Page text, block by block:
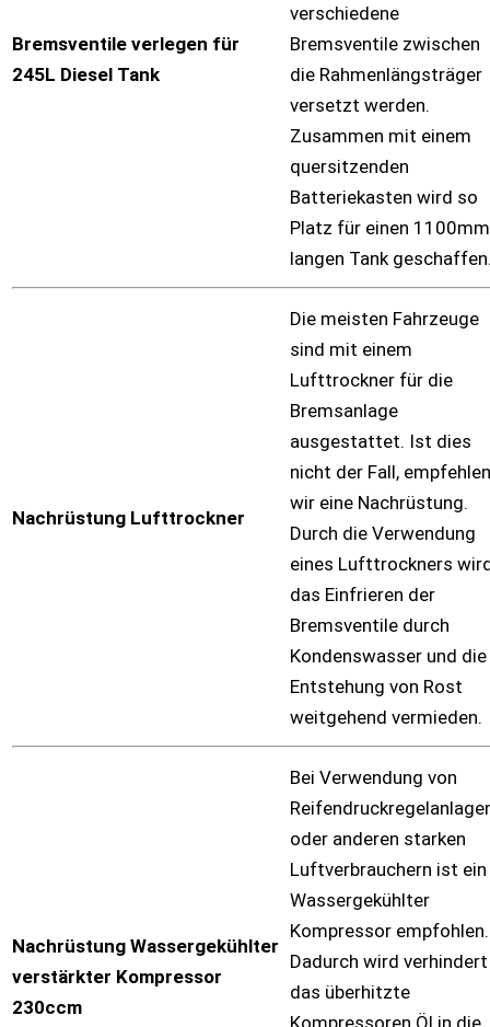
Bremsventile verlegen für
245L Diesel Tank
verschiedene
Bremsventile zwischen
die Rahmenlängsträger
versetzt werden.
Zusammen mit einem
quersitzenden
Batteriekasten wird so
Platz für einen 1100mm
langen Tank
Nachrüstung Lufttrockner
Die meisten Fahrzeuge
sind mit einem
Lufttrockner für die
Bremsanlage
ausgestattet. Ist dies
nicht der Fall, empfehlen
wir eine Nachrüstung.
Durch die Verwendung
eines Lufttrockners
das Einfrieren der
Bremsventile durch
Kondenswasser und die
Entstehung von Rost
weitgehend vermieden.
Nachrüstung Wassergekühlter
verstärkter Kompressor
230ccm
Bei Verwendung von
oder anderen starken
Luftverbrauchern ist ein
Wassergekühlter
Kompressor empfohlen.
Dadurch wird verhindert
das überhitzte
Kompressoren Öl in die